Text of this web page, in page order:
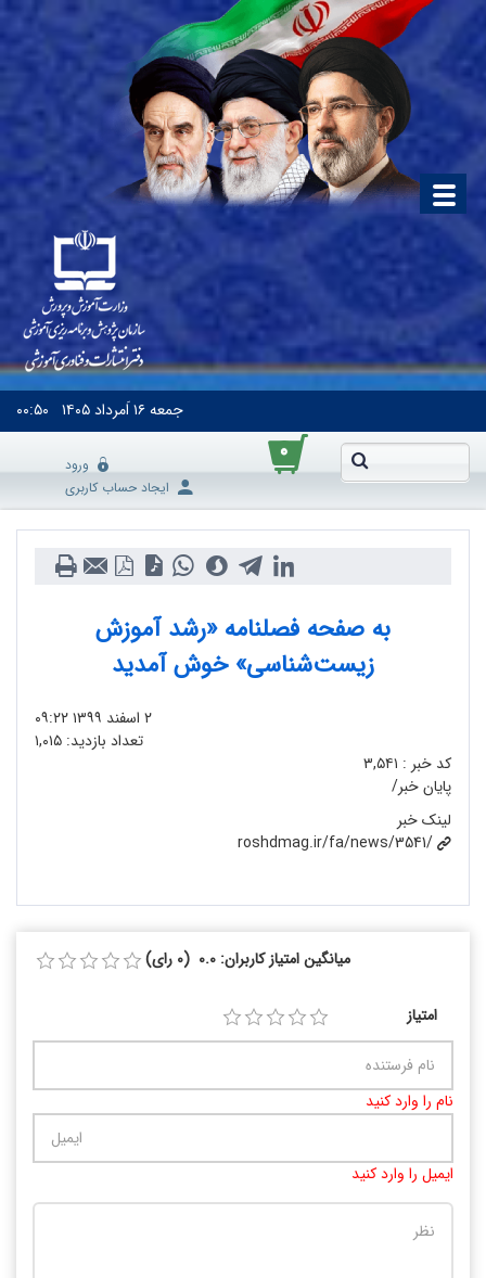
جمعه۱۶ اَمرداد ۱۴۰۵ ۰۰:۵۰
۰
ورود
ایجاد حساب کاربری
به صفحه فصلنامه «رشد آموزش
زیست‌شناسی» خوش آمدید
۲ اسفند ۱۳۹۹
۰۹:۲۲
تعداد بازدید: ۱,۰۱۵
کد خبر : ۳,۵۴۱
پایان خبر/
لینک خبر
roshdmag.ir/fa/news/3541/
میانگین امتیاز کاربران: 0.0 (0 رای)
امتیاز
نام را وارد کنید
ایمیل را وارد کنید